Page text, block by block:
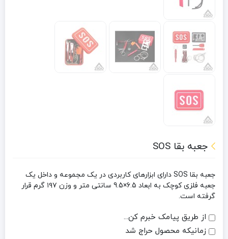
جعبه بقا SOS
جعبه بقا SOS دارای ابزارهای کاربردی در یک مجموعه و داخل یک
جعبه فلزی کوچک به ابعاد 6.5×9.5 سانتی متر و وزن ۱۹۷ گرم قرار
گرفته است.
از طریق پیامک خبرم کن...
زمانیکه محصول حراج شد